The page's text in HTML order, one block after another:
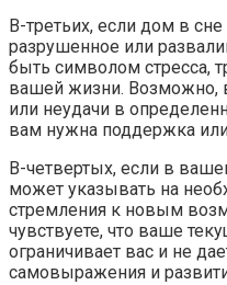
В-третьих, если дом в
разрушенное или
быть символом стресса,
вашей жизни. Возможно,
или неудачи в
вам нужна поддержка
В-четвертых, если в
может указывать на
стремления к новым
чувствуете, что ваше
ограничивает вас и не
самовыражения и